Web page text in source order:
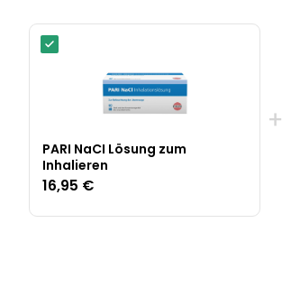
PARI NaCI Lösung zum
Inhalieren
16,95 €
+